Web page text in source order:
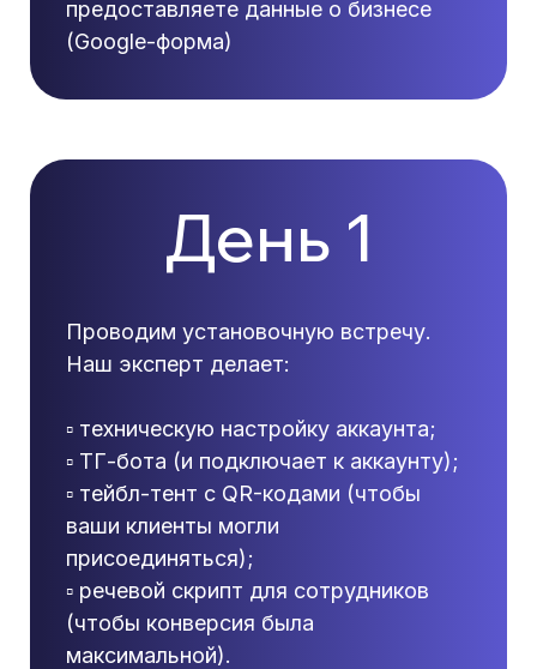
предоставляете данные о бизнесе
(Google-форма)
День 1
Проводим установочную встречу.
Наш эксперт делает:
▫️ техническую настройку аккаунта;
▫️ ТГ-бота (и подключает к аккаунту);
▫️ тейбл-тент с QR-кодами (чтобы
ваши клиенты могли
присоединяться);
▫️ речевой скрипт для сотрудников
(чтобы конверсия была
максимальной).